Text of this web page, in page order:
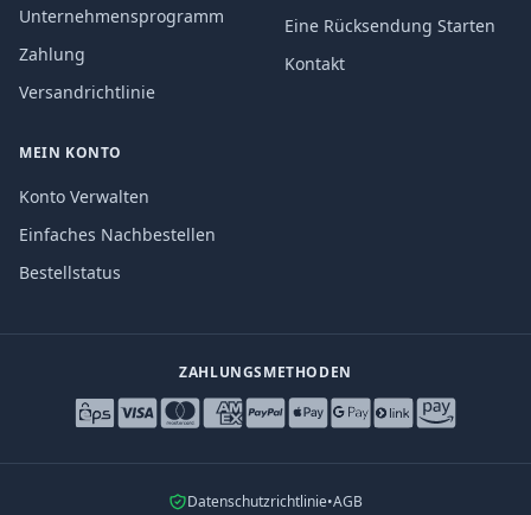
Unternehmensprogramm
Zahlung
Versandrichtlinie
Eine Rücksendung Starten
Kontakt
MEIN KONTO
Konto Verwalten
Einfaches Nachbestellen
Bestellstatus
ZAHLUNGSMETHODEN
Datenschutzrichtlinie•AGB